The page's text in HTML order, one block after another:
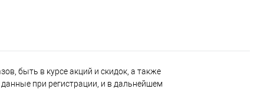
быть в курсе акций и скидок, а также
при регистрации, и в дальнейшем